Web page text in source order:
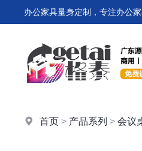
办公家具量身定制，专注办公
首页 > 产品系列 >会议